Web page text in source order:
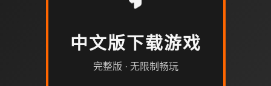
中文版下载游戏
完整版 · 无限制畅玩